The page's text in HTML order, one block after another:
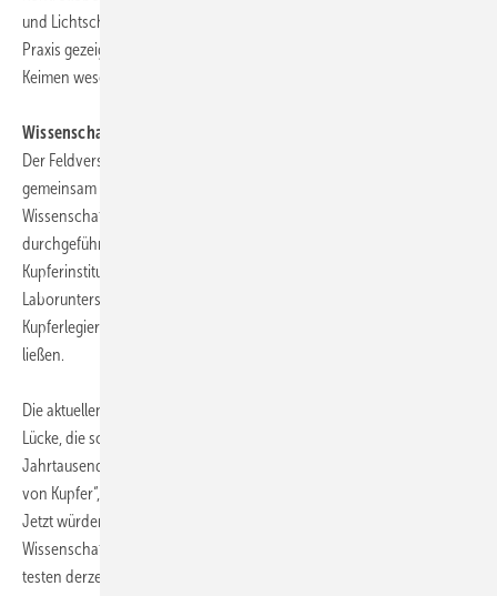
und Lichtschaltern, nur 63% der Keime. Außerdem hat sich in der
Praxis gezeigt, dass Kupfer die Neubesiedlung der Oberflächen mit
Keimen wesentlich reduziert.“
Wissenschaftliche Lücke wird geschlossen
Der Feldversuch „Antimikrobielle Kupfer-Oberflächen“ wurde
gemeinsam von Medizinern der Asklepios Klinik Wandsbek und
Wissenschaftlern der Universität Halle-Wittenberg vorbereitet und
durchgeführt. Unterstützt wurde das Projekt vom Deutschen
Kupferinstitut (DKI). Vorausgegangen waren viel versprechende
Laboruntersuchungen, die eine signifikante Wirksamkeit spezieller
Kupferlegierungen gegen Keime auch im klinischen Alltag erwarten
ließen.
Die aktuellen Forschungen schließen dabei eine wissenschaftliche
Lücke, die schon sehr lange existiert: „Die Menschheit hat
Jahrtausende lange positive Erfahrung mit der hygienischen Wirkung
von Kupfer“, sagt Dr.-Ing. Anton Klassert, Geschäftsführer des DKI.
Jetzt würden diese Erfahrungen wissenschaftlich belegt. Auch
Wissenschaftler in England, Japan, Südafrika, Chile und den USA
testen derzeit diverse Kupferlegierungen an den unterschiedlichsten